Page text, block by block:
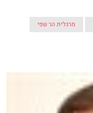
מרגלית הר שפי